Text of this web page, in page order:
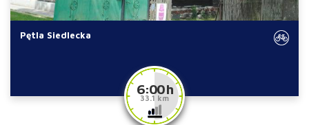
Pętla Siedlecka
6:00 h
33.1 km